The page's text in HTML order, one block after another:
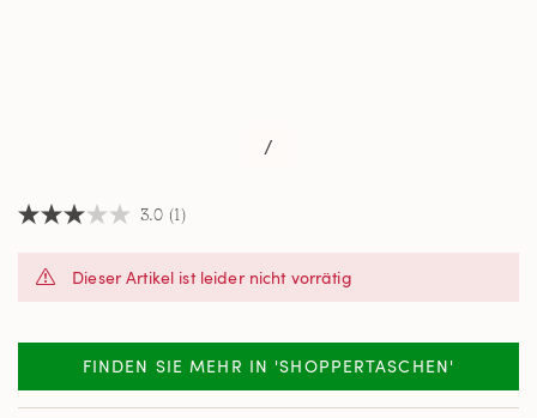
/
3.0
Sternen,
Bewertung.
Review.
3.0 (1)
Dieser Artikel ist leider nicht vorrätig
FINDEN SIE MEHR IN 'SHOPPERTASCHEN'